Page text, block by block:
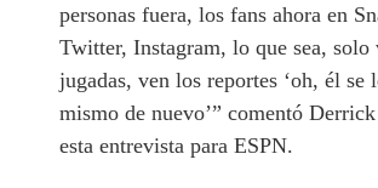
personas fuera, los fans ahora en
Twitter, Instagram, lo que sea, solo
jugadas, ven los reportes ‘oh, él se
mismo de nuevo’” comentó
esta entrevista para ESPN.